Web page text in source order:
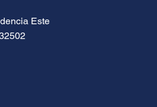
Este